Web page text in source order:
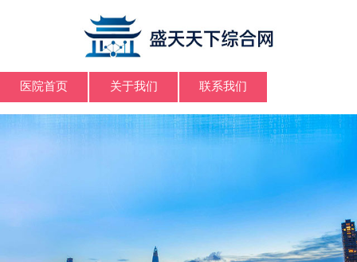
医院首页 关于我们 联系我们